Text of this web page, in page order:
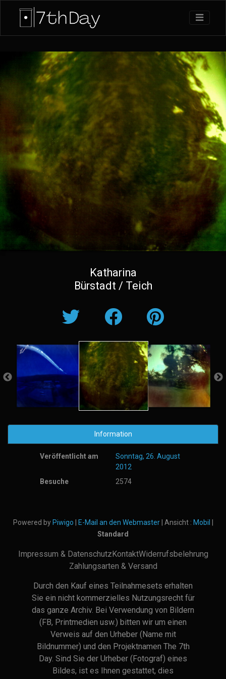
Katharina
Bürstadt / Teich
Information
Veröffentlicht am
Sonntag, 26. August
2012
Besuche
2574
Powered byPiwigo | E-Mail an den Webmaster| Ansicht : Mobil |
Standard
Impressum & DatenschutzKontaktWiderrufsbelehrung
Zahlungsarten & Versand
Durch den Kauf eines Teilnahmesets erhalten
Sie ein nicht kommerzielles Nutzungsrecht für
das ganze Archiv. Bei Verwendung von Bildern
(FB, Printmedien usw.) bitten wir um einen
Verweis auf den Urheber (Name mit
Bildnummer) und den Projektnamen The 7th
Day. Sind Sie der Urheber (Fotograf) eines
Bildes, ist es Ihnen gestattet, dies